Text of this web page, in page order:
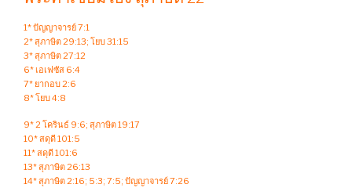
1* ปัญญาจารย์ 7:1
2* สุภาษิต 29:13; โยบ 31:15
3* สุภาษิต 27:12
6* เอเฟซัส 6:4
7* ยากอบ 2:6
8* โยบ 4:8
9* 2 โครินธ์ 9:6; สุภาษิต 19:17
10* สดุดี 101:5
11* สดุดี 101:6
13* สุภาษิต 26:13
14* สุภาษิต 2:16; 5:3; 7:5; ปัญญาจารย์ 7:26